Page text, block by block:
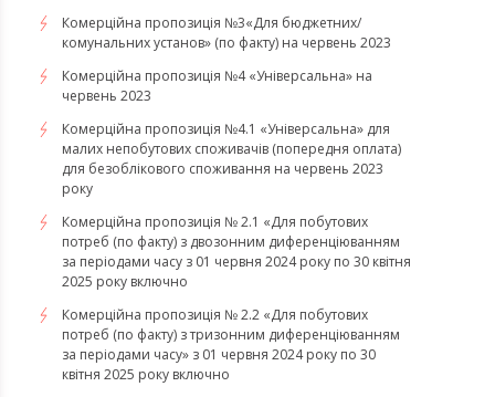
Комерційна пропозиція №3«Для бюджетних/
комунальних установ» (по факту) на червень 2023
Комерційна пропозиція №4 «Універсальна» на
червень 2023
Комерційна пропозиція №4.1 «Універсальна» для
малих непобутових споживачів (попередня оплата)
для безоблікового споживання на червень 2023
року
Комерційна пропозиція № 2.1 «Для побутових
потреб (по факту) з двозонним диференціюванням
за періодами часу з 01 червня 2024 року по 30 квітня
2025 року включно
Комерційна пропозиція № 2.2 «Для побутових
потреб (по факту) з тризонним диференціюванням
за періодами часу» з 01 червня 2024 року по 30
квітня 2025 року включно